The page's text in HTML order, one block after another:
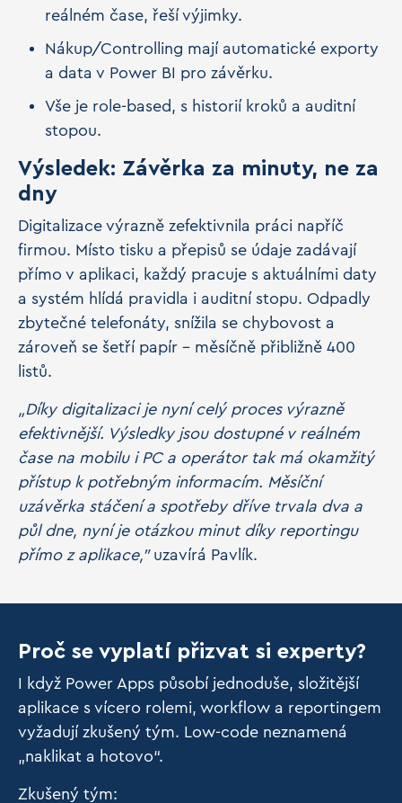
reálném čase, řeší výjimky.
Nákup/Controlling mají automatické exporty
a data v Power BI pro závěrku.
Vše je role-based, s historií kroků a auditní
stopou.
Výsledek: Závěrka za minuty, ne za
dny
Digitalizace výrazně zefektivnila práci napříč
firmou. Místo tisku a přepisů se údaje zadávají
přímo v aplikaci, každý pracuje s aktuálními daty
a systém hlídá pravidla i auditní stopu. Odpadly
zbytečné telefonáty, snížila se chybovost a
zároveň se šetří papír – měsíčně přibližně 400
listů.
„Díky digitalizaci je nyní celý proces výrazně
efektivnější. Výsledky jsou dostupné v reálném
čase na mobilu i PC a operátor tak má okamžitý
přístup k potřebným informacím. Měsíční
uzávěrka stáčení a spotřeby dříve trvala dva a
půl dne, nyní je otázkou minut díky reportingu
přímo z aplikace,”uzavírá Pavlík.
Proč se vyplatí přizvat si experty?
I když Power Apps působí jednoduše, složitější
aplikace s vícero rolemi, workflow a reportingem
vyžadují zkušený tým. Low-code neznamená
„naklikat a hotovo“.
Zkušený tým: